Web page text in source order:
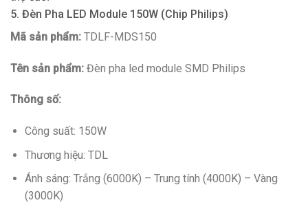
5. Đèn Pha LED Module 150W (Chip Philips)
Mã sản phẩm: TDLF-MDS150
Tên sản phẩm: Đèn pha led module SMD Philips
Thông số:
Công suất: 150W
Thương hiệu: TDL
Ánh sáng: Trắng (6000K) – Trung tính (4000K) – Vàng
(3000K)